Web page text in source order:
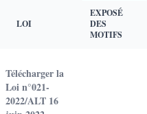
LOI
EXPOSÉ
DES
MOTIFS
Télécharger la
Loi n°021-
2022/ALT 16